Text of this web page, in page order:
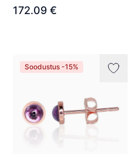
172.09 €
Soodustus -15%